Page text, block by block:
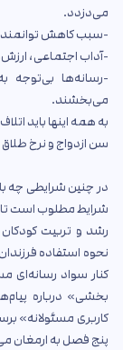
می‌دزدد.
-سبب کاهش
-آداب اجتماعی،
-رسانه‌ها بی‌توجه
می‌بخشند.
به همه اینها باید
سن ازدواج و نرخ طلاق
در چنین شرایطی چه
شرایط مطلوب است تا
رشد و تربیت کودکان
نحوه استفاده
کنار سواد رسانه‌ای
بخشی» درباره
کاربری مسئولانه»
پنج فصل به ارمغان